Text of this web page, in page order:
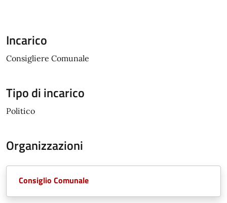
Incarico
Consigliere Comunale
Tipo di incarico
Politico
Organizzazioni
Consiglio Comunale